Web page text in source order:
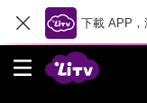
下載 APP，